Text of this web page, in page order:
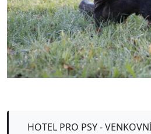
HOTEL PRO PSY -